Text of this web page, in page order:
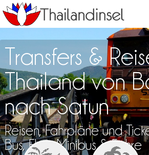
Transfers &
Thailand von
nach Satun
Reisen, Fahrpläne und
Bus, Flug, Minibus & Fähre